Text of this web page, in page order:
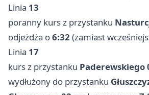
Linia 13
poranny kurs z przystanku
odjeżdża o6:32 (zamiast
Linia 17
kurs z przystanku Paderewskiego
wydłużony do przystanku